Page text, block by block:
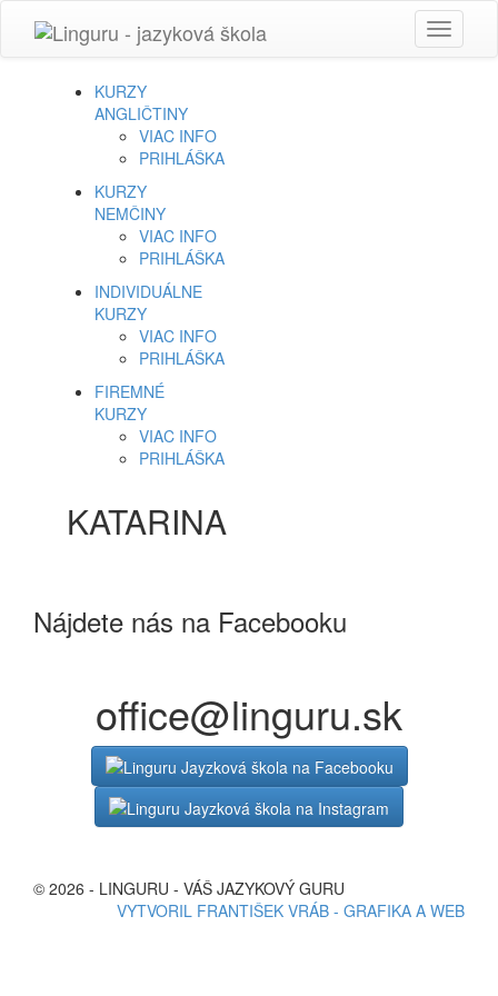
Toggle
KURZY
ANGLIČTINY
VIAC INFO
PRIHLÁŠKA
KURZY
NEMČINY
VIAC INFO
PRIHLÁŠKA
INDIVIDUÁLNE
KURZY
VIAC INFO
PRIHLÁŠKA
FIREMNÉ
KURZY
VIAC INFO
PRIHLÁŠKA
KATARINA
Nájdete nás na Facebooku
office@linguru.sk
© 2026 - LINGURU - VÁŠ JAZYKOVÝ GURU
VYTVORIL FRANTIŠEK VRÁB - GRAFIKA A WEB